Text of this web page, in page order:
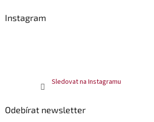
Instagram
Sledovat na Instagramu
Odebírat newsletter